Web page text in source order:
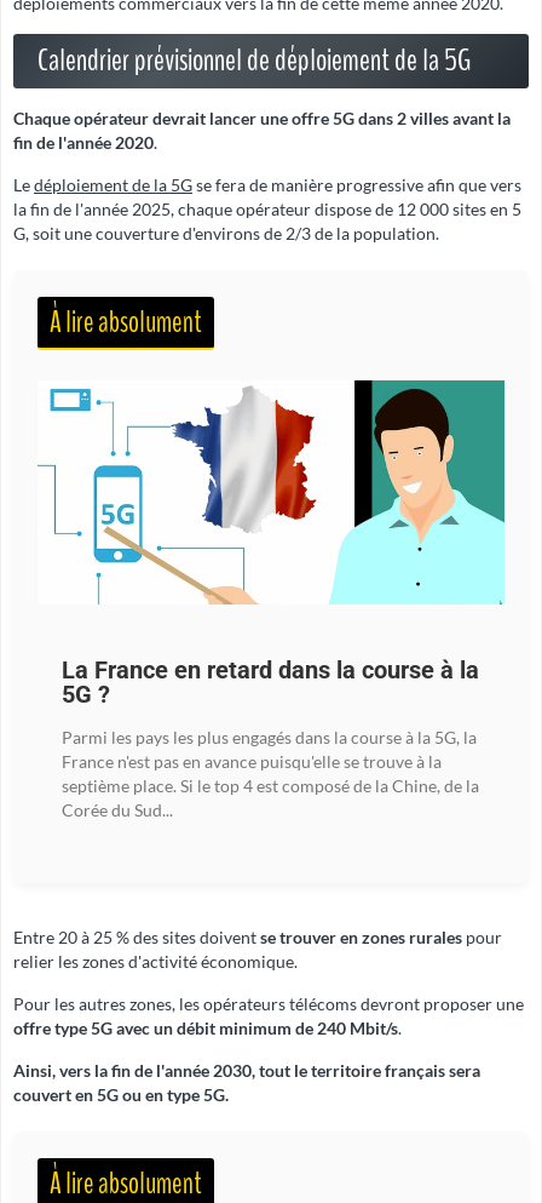
Calendrier prévisionnel de déploiement de la 5G
Chaque opérateur devrait lancer une offre 5G dans 2 villes avant la
fin de l'année 2020.
Ledéploiement de la 5Gse fera de manière progressive afin que vers
la fin de l'année 2025, chaque opérateur dispose de 12 000 sites en 5
G, soit une couverture d'environs de 2/3 de la population.
À lire absolument
La France en retard dans la course à la
5G ?
Parmi les pays les plus engagés dans la course à la 5G, la
France n'est pas en avance puisqu'elle se trouve à la
septième place. Si le top 4 est composé de la Chine, de la
Corée du Sud...
Entre 20 à 25 % des sites doiventse trouver en zones rurales pour
relier les zones d'activité économique.
Pour les autres zones, les opérateurs télécoms devront proposer une
offre type 5G avec un débit minimum de 240 Mbit/s.
Ainsi, vers la fin de l'année 2030, tout le territoire français sera
couvert en 5G ou en type 5G.
À lire absolument